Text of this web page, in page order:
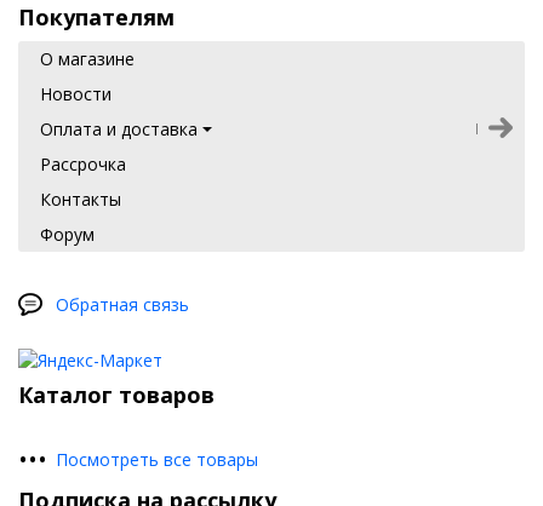
Покупателям
О магазине
Новости
Оплата и доставка
Рассрочка
Контакты
Форум
Обратная связь
Каталог товаров
••• Посмотреть все товары
Подписка на рассылку